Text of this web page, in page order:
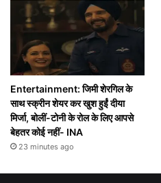
Entertainment: जिमी शेरगिल के
साथ स्क्रीन शेयर कर खुश हुईं दीया
मिर्जा, बोलीं-टोनी के रोल के लिए आपसे
बेहतर कोई नहीं- INA
23 minutes ago